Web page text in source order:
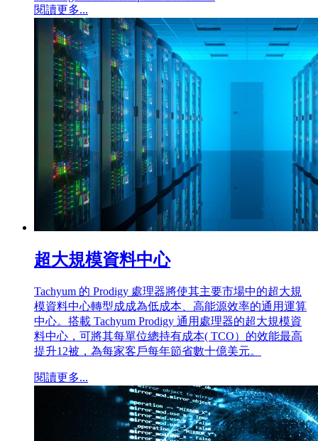
閱讀更多...
超大規模資料中心
Tachyum 的 Prodigy 處理器將使其主要市場中的超大規
模資料中心轉型成成為低成本、高能源效率的通用運算
中心。搭載 Tachyum Prodigy 通用處理器的超大規模資
料中心，可將其每單位總持有成本( TCO）的效能最高
提升12被，為每家客戶每年節省數十億美元。
閱讀更多...